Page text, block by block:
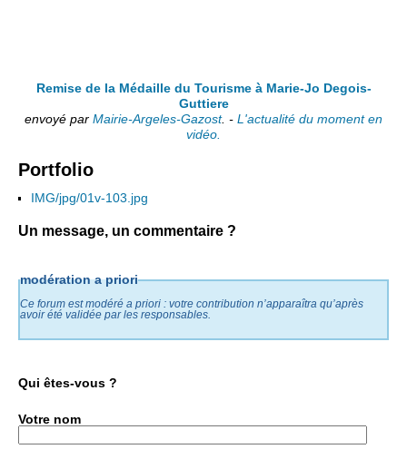
Remise de la Médaille du Tourisme à Marie-Jo Degois-
Guttiere
envoyé par Mairie-Argeles-Gazost. - L'actualité du moment en
vidéo.
Portfolio
IMG/jpg/01v-103.jpg
Un message, un commentaire ?
modération a priori
Ce forum est modéré a priori : votre contribution n’apparaîtra qu’après
avoir été validée par les responsables.
Qui êtes-vous ?
Votre nom